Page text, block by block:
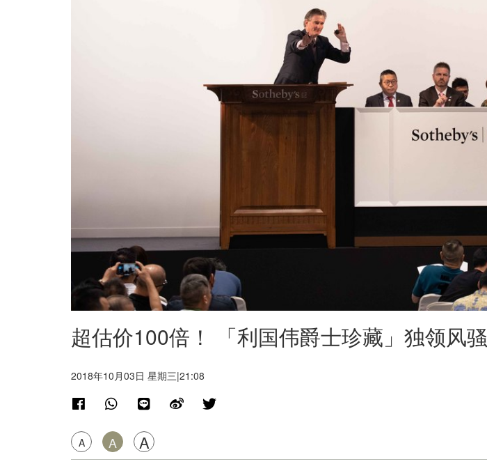
超估价100倍！ 「利国伟爵士珍藏」独领风骚
2018年10月03日 星期三|21:08
A A A